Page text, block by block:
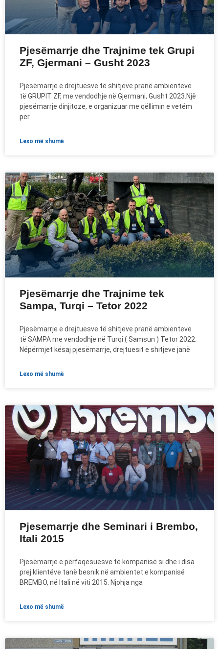
Pjesëmarrje dhe Trajnime tek Grupi
ZF, Gjermani – Gusht 2023
Pjesëmarrje e drejtuesve të shitjeve pranë ambienteve
të GRUPIT ZF, me vendodhje në Gjermani, Gusht 2023.Një
pjesëmarrje dinjitoze, e organizuar me qëllimin e vetëm
për
lexo më shumë
Pjesëmarrje dhe Trajnime tek
Sampa, Turqi – Tetor 2022
Pjesëmarrje e drejtuesve të shitjeve pranë ambienteve
të SAMPA me vendodhje në Turqi ( Samsun ) Tetor 2022.
Nëpërmjet kësaj pjesëmarrje, drejtuesit e shitjeve janë
lexo më shumë
Pjesemarrje dhe Seminari i Brembo,
Itali 2015
Pjesëmarrje e përfaqësuesve të kompanisë si dhe i disa
prej klientëve tanë besnik në ambientet e kompanisë
BREMBO, në Itali në viti 2015. Njohja nga
lexo më shumë